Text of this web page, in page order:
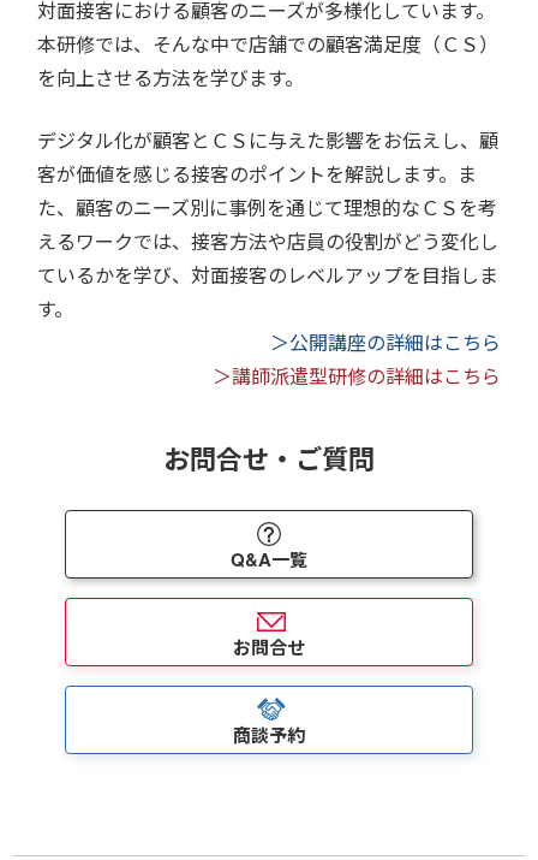
対面接客における顧客のニーズが多様化しています。
本研修では、そんな中で店舗での顧客満足度（ＣＳ）
を向上させる方法を学びます。
デジタル化が顧客とＣＳに与えた影響をお伝えし、顧
客が価値を感じる接客のポイントを解説します。ま
た、顧客のニーズ別に事例を通じて理想的なＣＳを考
えるワークでは、接客方法や店員の役割がどう変化し
ているかを学び、対面接客のレベルアップを目指しま
す。
＞公開講座の詳細はこちら
＞講師派遣型研修の詳細はこちら
お問合せ・ご質問
Q&A一覧
お問合せ
商談予約